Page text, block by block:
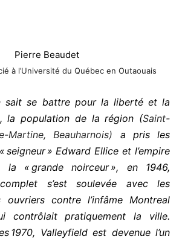
Pierre Beaudet
à l’Université du Québec en Outaouais
sait se battre pour la liberté et la
la population de la région (Saint-
Martine, Beauharnois) a pris les
seigneur » Edward Ellice et l’empire
la « grande noirceur », en 1946,
s’est soulevée avec les
contre l’infâme Montreal
contrôlait pratiquement la ville.
1970, Valleyfield est devenue l’un